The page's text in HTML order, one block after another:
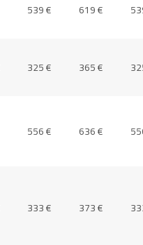
619 €
539 €
365 €
325 €
636 €
556 €
373 €
333 €